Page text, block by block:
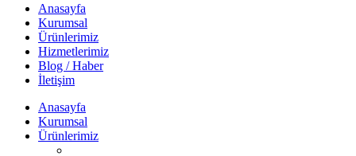
Anasayfa
Kurumsal
Ürünlerimiz
Hizmetlerimiz
Blog / Haber
İletişim
Anasayfa
Kurumsal
Ürünlerimiz